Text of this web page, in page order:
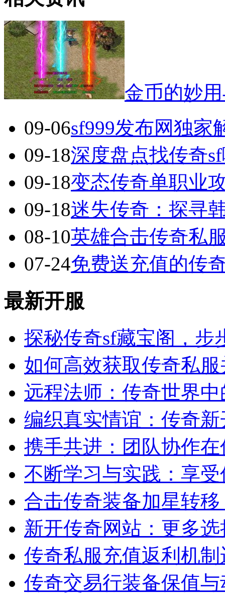
金币的妙
09-06sf999发布网独家
09-18深度盘点找传奇
09-18变态传奇单职业
09-18迷失传奇：探寻
08-10英雄合击传奇私
07-24免费送充值的传
最新开服
探秘传奇sf藏宝阁，步
如何高效获取传奇私
远程法师：传奇世界
编织真实情谊：传奇
携手共进：团队协作
不断学习与实践：享
合击传奇装备加星转
新开传奇网站：更多
传奇私服充值返利机
传奇交易行装备保值